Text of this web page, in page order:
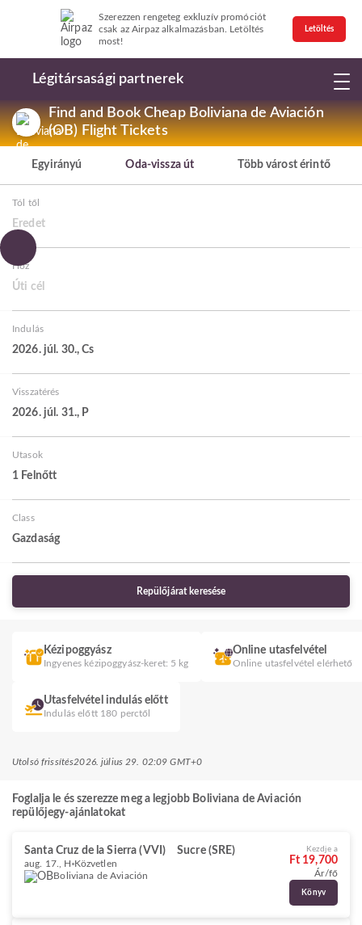
Szerezzen rengeteg exkluzív promóciót
csak az Airpaz alkalmazásban. Letöltés
most!
Letöltés
Légitársasági partnerek
Find and Book Cheap Boliviana de Aviación
(OB) Flight Tickets
Egyirányú Oda-vissza út Több várost érintő
Tól től
Eredet
Hoz
Úti cél
Indulás
2026. júl. 30., Cs
Visszatérés
2026. júl. 31., P
Utasok
1 Felnőtt
Class
Gazdaság
Repülőjárat keresése
Kézipoggyász
Ingyenes kézipoggyász-keret: 5 kg
Online utasfelvétel
Online utasfelvétel elérhető
Utasfelvétel indulás előtt
Indulás előtt 180 perctől
Utolsó frissítés2026. július 29. 02:09 GMT+0
Foglalja le és szerezze meg a legjobb Boliviana de Aviación
repülőjegy-ajánlatokat
Santa Cruz de la Sierra (VVI) Sucre (SRE)
aug. 17., H Közvetlen
Boliviana de Aviación
Kezdje a
Ft 19,700
Ár/fő
Könyv